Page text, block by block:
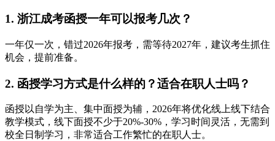
1. 浙江成考函授一年可以报考几次？
一年仅一次，错过2026年报考，需等待2027年，建议考生抓住
机会，提前准备。
2. 函授学习方式是什么样的？适合在职人士吗？
函授以自学为主、集中面授为辅，2026年将优化线上线下结合
教学模式，线下面授不少于20%-30%，学习时间灵活，无需到
校全日制学习，非常适合工作繁忙的在职人士。